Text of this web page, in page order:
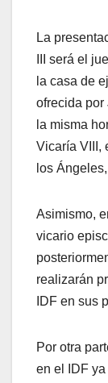
La
III será el
la casa de
ofrecida por
la misma
Vicaría VIII,
los
Asimismo,
vicario
realizarán
IDF en sus
Por otra
en el IDF